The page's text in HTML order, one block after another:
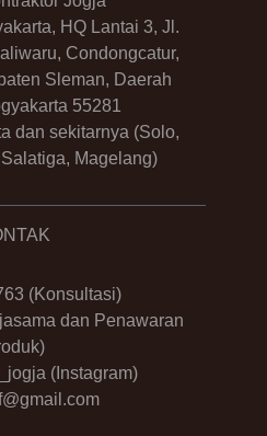
HQ Lantai 3, Jl.
Condongcatur,
Sleman, Daerah
55281
dan sekitarnya (Solo,
Magelang)
(Konsultasi)
dan Penawaran
(Instagram)